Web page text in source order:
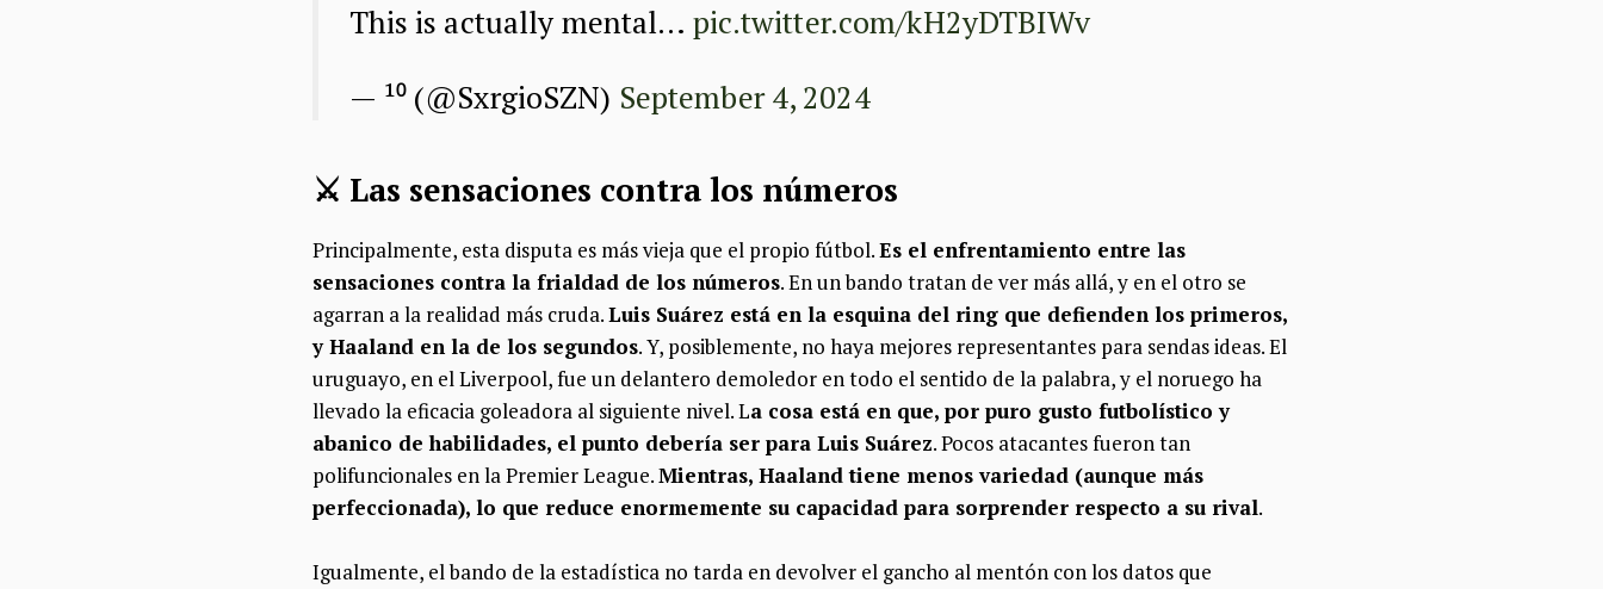
This is actually mental… pic.twitter.com/kH2yDTBIWv
— ¹⁰ (@SxrgioSZN) September 4, 2024
⚔️​ Las sensaciones contra los números
Principalmente, esta disputa es más vieja que el propio fútbol.Es el enfrentamiento entre las
sensaciones contra la frialdad de los números. En un bando tratan de ver más allá, y en el otro se
agarran a la realidad más cruda.Luis Suárez está en la esquina del ring que defienden los primeros,
y Haaland en la de los segundos. Y, posiblemente, no haya mejores representantes para sendas ideas. El
uruguayo, en el Liverpool, fue un delantero demoledor en todo el sentido de la palabra, y el noruego ha
llevado la eficacia goleadora al siguiente nivel. La cosa está en que, por puro gusto futbolístico y
abanico de habilidades, el punto debería ser para Luis Suárez. Pocos atacantes fueron tan
polifuncionales en la Premier League.Mientras, Haaland tiene menos variedad (aunque más
perfeccionada), lo que reduce enormemente su capacidad para sorprender respecto a su rival.
Igualmente, el bando de la estadística no tarda en devolver el gancho al mentón con los datos que